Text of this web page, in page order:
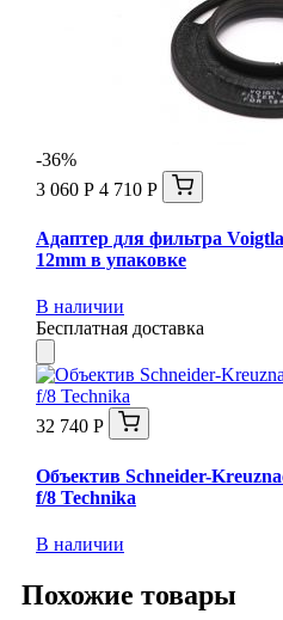
-36%
3 060 Р 4 710 Р
Адаптер для фильтра
12mm в упаковке
В наличии
Бесплатная доставка
32 740 Р
Объектив Schneider-
f/8 Technika
В наличии
Похожие товары